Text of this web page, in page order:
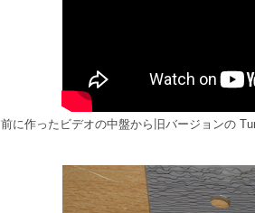
前に作ったビデオの中盤から旧バージョンの